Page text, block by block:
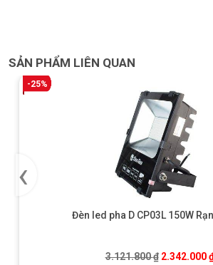
SẢN PHẨM LIÊN QUAN
-25%
Đèn led pha D CP03L 150W
3.121.800₫ Giá gốc là:
2.342.000
‹